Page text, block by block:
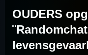
OUDERS